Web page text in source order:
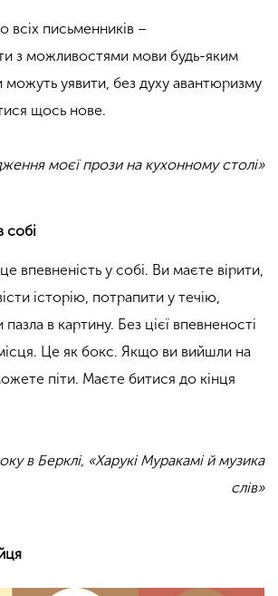
всіх письменників –
з можливостями мови будь-яким
уявити, без духу авантюризму
щось нове.
моєї прози на кухонному столі»
собі
впевненість у собі. Ви маєте вірити,
історію, потрапити у течію,
в картину. Без цієї впевненості
Це як бокс. Якщо ви вийшли на
піти. Маєте битися до кінця
в Берклі, «Харукі Муракамі й музика
слів»